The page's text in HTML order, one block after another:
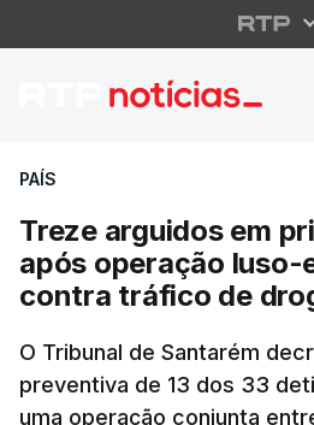
Treze
PAÍS
Treze arguidos em
após operação luso-
contra tráfico de
O Tribunal de Santarém
preventiva de 13 dos 33
uma operação conjunta